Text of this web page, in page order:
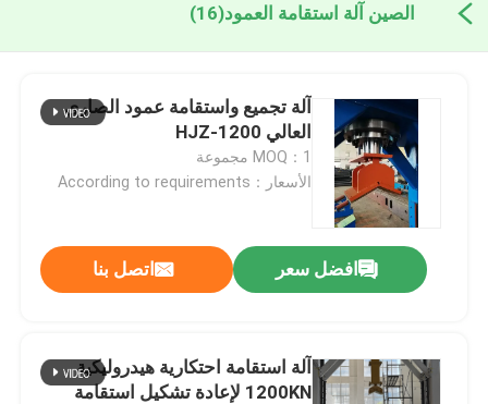
الصين آلة استقامة العمود(16)
آلة تجميع واستقامة عمود الصاري
العالي HJZ-1200
MOQ：1 مجموعة
الأسعار：According to requirements
افضل سعر اتصل بنا
آلة استقامة احتكارية هيدروليكية
1200KN لإعادة تشكيل استقامة